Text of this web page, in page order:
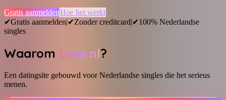
Gratis aanmeldenHoe het werkt
✔Gratis aanmelden|✔Zonder creditcard|✔100% Nederlandse
singles
Waarom Love.nl?
Een datingsite gebouwd voor Nederlandse singles die het serieus
menen.